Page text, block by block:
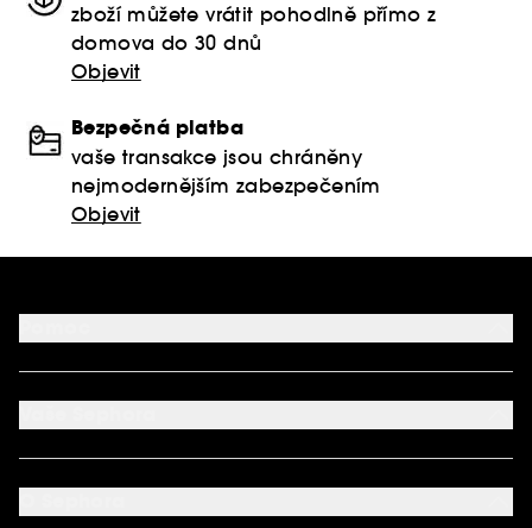
zboží můžete vrátit pohodlně přímo z
domova do 30 dnů
Objevit
Bezpečná platba
vaše transakce jsou chráněny
nejmodernějším zabezpečením
Objevit
FAQ
Podmínky Nabídek
Kontaktujte nás
Mapa stránky
Můj účet
Aplikace SEPHORA